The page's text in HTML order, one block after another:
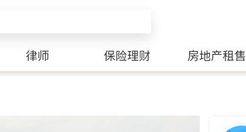
律师 保险理财 房地产租售